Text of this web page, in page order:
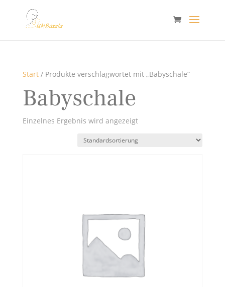
Start/ Produkte verschlagwortet mit „Babyschale“
Babyschale
Einzelnes Ergebnis wird angezeigt